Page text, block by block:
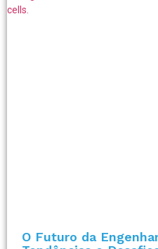
O Futuro da